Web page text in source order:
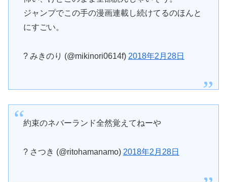
ジャンプでこの手の漫画連載し続けてるのほんと
にすごい。
? みきのり (@mikinori0614f) 2018年2月28日
約束のネバーランド全然覚えてねーや
? さつき (@ritohamanamo) 2018年2月28日